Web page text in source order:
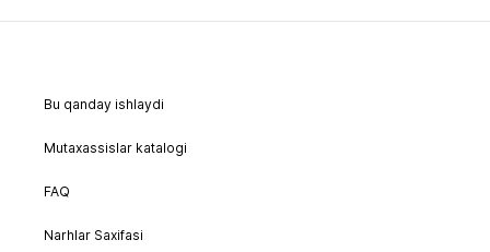
Bu qanday ishlaydi
Mutaxassislar katalogi
FAQ
Narhlar Saxifasi